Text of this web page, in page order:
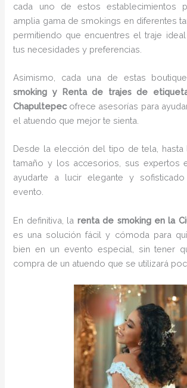
cada uno de estos establecimientos
amplia gama de smokings en diferentes
permitiendo que encuentres el traje
tus necesidades y preferencias.
Asimismo, cada una de estas
smoking y Renta de trajes de
Chapultepecofrece asesorías para
el atuendo que mejor te sienta.
Desde la elección del tipo de tela,
tamaño y los accesorios, sus expertos
ayudarte a lucir elegante y
evento.
En definitiva, la renta de smoking en la
es una solución fácil y cómoda para
bien en un evento especial, sin tener
compra de un atuendo que se utilizará